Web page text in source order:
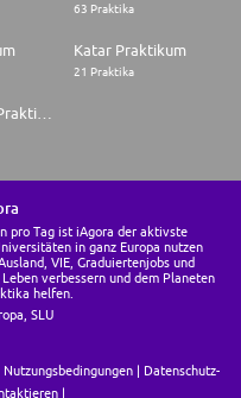
63 Praktika
Katar Praktikum
21 Praktika
pro Tag ist iAgora der aktivste
in ganz Europa nutzen
VIE, Graduiertenjobs und
verbessern und dem Planeten
helfen.
SLU
Nutzungsbedingungen
Datenschutz-